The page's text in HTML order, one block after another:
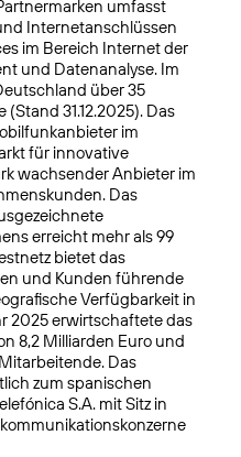
umfasst
Internetanschlüssen
im Bereich Internet der
und Datenanalyse. Im
über 35
31.12.2025). Das
im
für innovative
wachsender Anbieter im
Das
erreicht mehr als 99
bietet das
und Kunden führende
Verfügbarkeit in
2025 erwirtschaftete das
8,2 Milliarden Euro und
Das
zum spanischen
S.A. mit Sitz in